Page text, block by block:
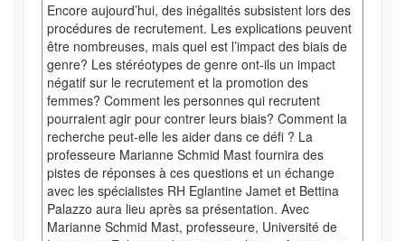
Encore aujourd’hui, des inégalités subsistent lors des
procédures de recrutement. Les explications peuvent
être nombreuses, mais quel est l’impact des biais de
genre? Les stéréotypes de genre ont-ils un impact
négatif sur le recrutement et la promotion des
femmes? Comment les personnes qui recrutent
pourraient agir pour contrer leurs biais? Comment la
recherche peut-elle les aider dans ce défi ? La
professeure Marianne Schmid Mast fournira des
pistes de réponses à ces questions et un échange
avec les spécialistes RH Eglantine Jamet et Bettina
Palazzo aura lieu après sa présentation. Avec
Marianne Schmid Mast, professeure, Université de